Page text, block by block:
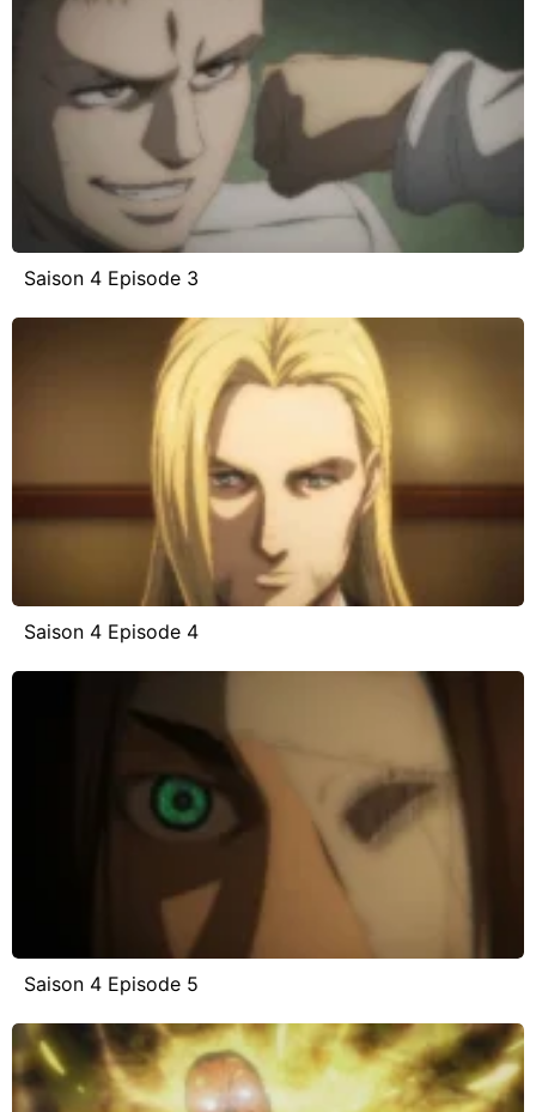
Saison 4 Episode 3
Saison 4 Episode 4
Saison 4 Episode 5